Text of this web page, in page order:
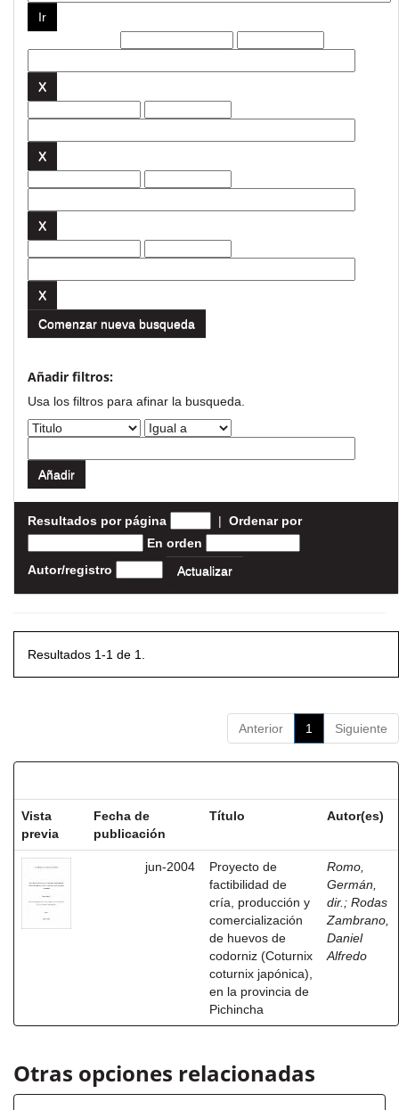
Comenzar nueva busqueda
Añadir filtros:
Usa los filtros para afinar la busqueda.
Resultados por página | Ordenar por
En orden
Autor/registro
Resultados 1-1 de 1.
Anterior 1 Siguiente
Vista
previa
Fecha de
publicación
Título Autor(es)
jun-2004
Proyecto de
factibilidad de
cría, producción y
comercialización
de huevos de
codorniz (Coturnix
coturnix japónica),
en la provincia de
Pichincha
Romo,
Germán,
dir. ; Rodas
Zambrano,
Daniel
Alfredo
Otras opciones relacionadas